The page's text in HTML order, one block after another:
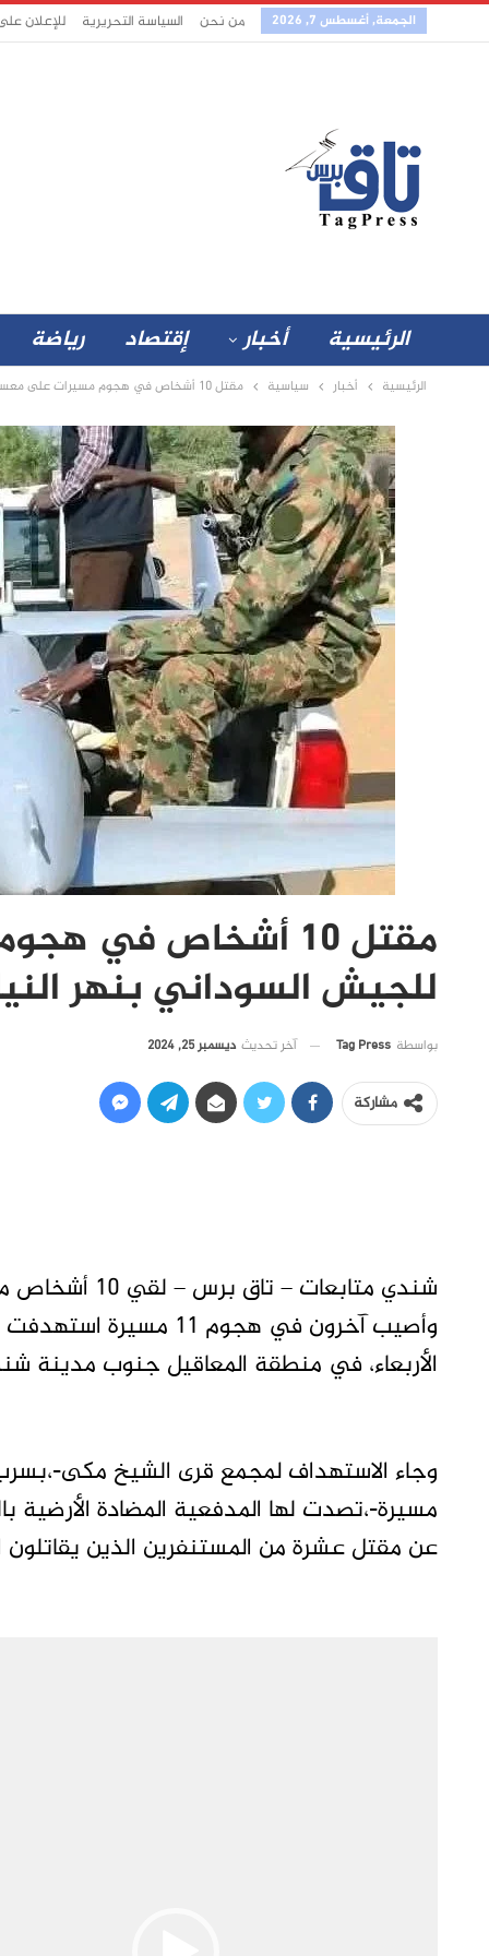
الجمعة, أغسطس 7, 2026 من نحن السياسة التحريرية للإعلان
الرئيسية أخبار إقتصاد رياضة
الرئيسية أخبار سياسية مقتل 10 أشخاص في هجوم مسيرات على معسكر للجيش السوداني بنهر النيل “فيديو”
مقتل 10 أشخاص
للجيش السوداني بنهر
بواسطة Tag Press آخر تحديث ديسمبر 25, 2024
مشاركة
شندي
وأصيب آخرون في هجوم
الأربعاء، في منطقة المعاقيل جنوب مدينة
مسيرة-،تصدت لها المدفعية المضادة الأرضية
عن مقتل عشرة من المستنفرين الذين